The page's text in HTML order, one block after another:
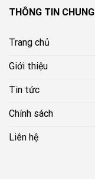
THÔNG TIN CHUNG
Trang chủ
Giới thiệu
Tin tức
Chính sách
Liên hệ